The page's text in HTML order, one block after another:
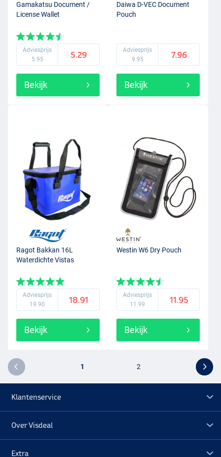
Gamakatsu Document /
License Wallet
Adviesprijs
5.95
5.29
Bekijk
Daiwa D-VEC Document
Pouch
Adviesprijs
9.95
7.96
Bekijk
Ragot Bakkan 16L
Waterdichte Vistas
Adviesprijs
19.90
18.91
Bekijk
Westin W6 Dry Pouch
Adviesprijs
11.99
11.95
Bekijk
1 2
Klantenservice
Over Visdeal
Extra